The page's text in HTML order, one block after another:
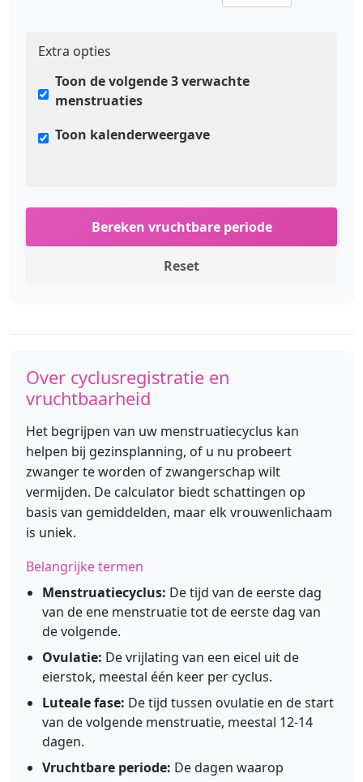
Extra opties
Toon de volgende 3 verwachte
menstruaties
Toon kalenderweergave
Bereken vruchtbare periode
Reset
Over cyclusregistratie en
vruchtbaarheid
Het begrijpen van uw menstruatiecyclus kan
helpen bij gezinsplanning, of u nu probeert
zwanger te worden of zwangerschap wilt
vermijden. De calculator biedt schattingen op
basis van gemiddelden, maar elk vrouwenlichaam
is uniek.
Belangrijke termen
Menstruatiecyclus: De tijd van de eerste dag
van de ene menstruatie tot de eerste dag van
de volgende.
Ovulatie: De vrijlating van een eicel uit de
eierstok, meestal één keer per cyclus.
Luteale fase: De tijd tussen ovulatie en de start
van de volgende menstruatie, meestal 12-14
dagen.
Vruchtbare periode: De dagen waarop